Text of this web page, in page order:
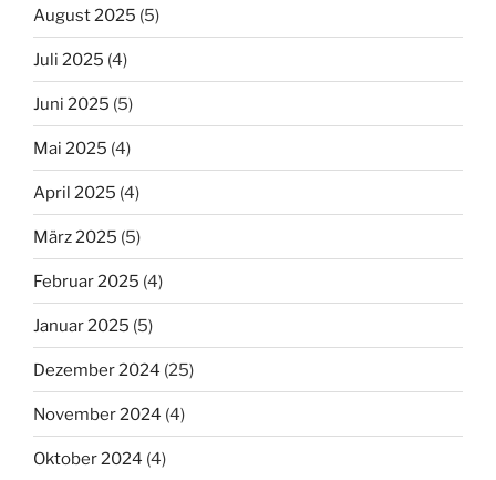
August 2025 (5)
Juli 2025 (4)
Juni 2025 (5)
Mai 2025 (4)
April 2025 (4)
März 2025 (5)
Februar 2025 (4)
Januar 2025 (5)
Dezember 2024 (25)
November 2024 (4)
Oktober 2024 (4)